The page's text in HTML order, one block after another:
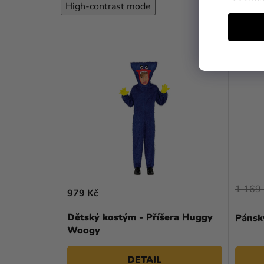
High-contrast mode
Dětský kostým - Příšera Huggy
Woogy
979 Kč
DETAIL
1 169